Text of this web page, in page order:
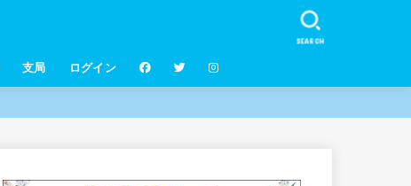
支局 ログイン
SEARCH